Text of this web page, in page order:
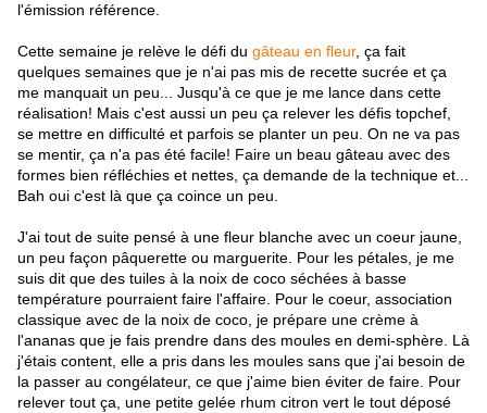
l'émission référence.
Cette semaine je relève le défi du gâteau en fleur, ça fait
quelques semaines que je n'ai pas mis de recette sucrée et ça
me manquait un peu... Jusqu'à ce que je me lance dans cette
réalisation! Mais c'est aussi un peu ça relever les défis topchef,
se mettre en difficulté et parfois se planter un peu. On ne va pas
se mentir, ça n'a pas été facile! Faire un beau gâteau avec des
formes bien réfléchies et nettes, ça demande de la technique et...
Bah oui c'est là que ça coince un peu.
J'ai tout de suite pensé à une fleur blanche avec un coeur jaune,
un peu façon pâquerette ou marguerite. Pour les pétales, je me
suis dit que des tuiles à la noix de coco séchées à basse
température pourraient faire l'affaire. Pour le coeur, association
classique avec de la noix de coco, je prépare une crème à
l'ananas que je fais prendre dans des moules en demi-sphère. Là
j'étais content, elle a pris dans les moules sans que j'ai besoin de
la passer au congélateur, ce que j'aime bien éviter de faire. Pour
relever tout ça, une petite gelée rhum citron vert le tout déposé